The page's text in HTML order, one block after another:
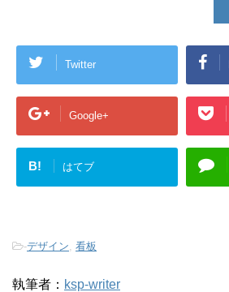
Twitter
Google+
B! はてブ
-デザイン 看板
執筆者： ksp-writer